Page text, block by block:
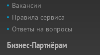
Вакансии
Правила сервиса
Ответы на вопросы
Бизнес-Партнёрам